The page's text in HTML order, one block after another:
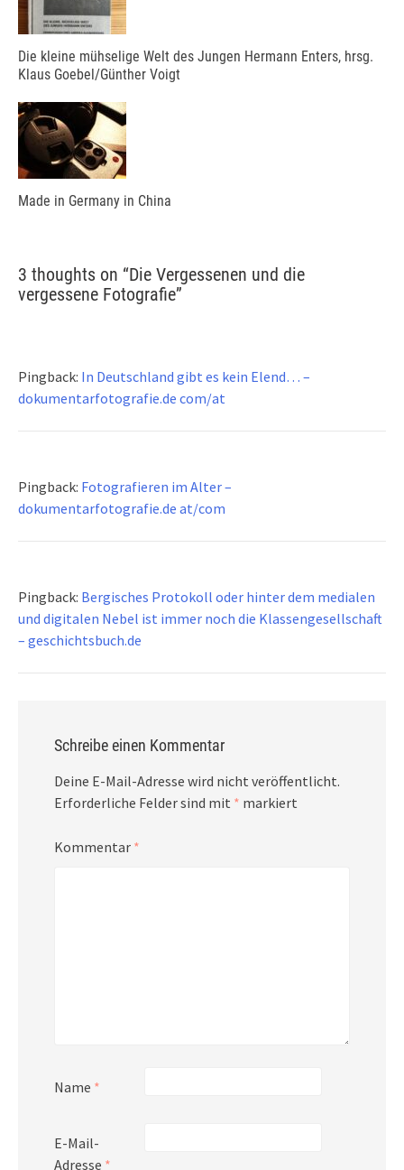
Die kleine mühselige Welt des Jungen Hermann Enters, hrsg.
Klaus Goebel/Günther Voigt
Made in Germany in China
3 thoughts on “Die Vergessenen und die
vergessene Fotografie”
Pingback: In Deutschland gibt es kein Elend… –
dokumentarfotografie.de com/at
Pingback: Fotografieren im Alter –
dokumentarfotografie.de at/com
Pingback: Bergisches Protokoll oder hinter dem medialen
und digitalen Nebel ist immer noch die Klassengesellschaft
– geschichtsbuch.de
Schreibe einen Kommentar
Deine E-Mail-Adresse wird nicht veröffentlicht.
Erforderliche Felder sind mit * markiert
Kommentar *
Name *
E-Mail-
Adresse *